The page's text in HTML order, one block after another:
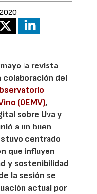
la revista
colaboración del
(OEMV),
sobre Uva y
a un buen
centrado
que influyen
y sostenibilidad
la sesión se
actual por